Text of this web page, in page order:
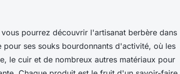
pourrez découvrir l'artisanat berbère dans
ses souks bourdonnants d'activité, où les
le cuir et de nombreux autres matériaux pour